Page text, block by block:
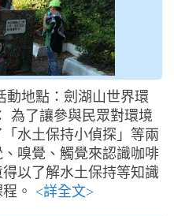
動地點：劍湖山世界環
為了讓參與民眾對環境
水土保持小偵探」等兩
嗅覺、觸覺來認識咖啡
以了解水土保持等知識
。 <詳全文>